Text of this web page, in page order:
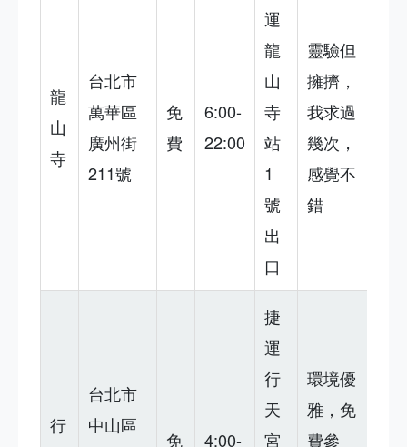
龍
山
寺
台北市
萬華區
廣州街
211號
免
費
6:00-
22:00
運
龍
山
寺
站
1
號
出
口
靈驗但
擁擠，
我求過
幾次，
感覺不
錯
行
台北市
中山區
免
4:00-
捷
運
行
天
宮
環境優
雅，免
費參